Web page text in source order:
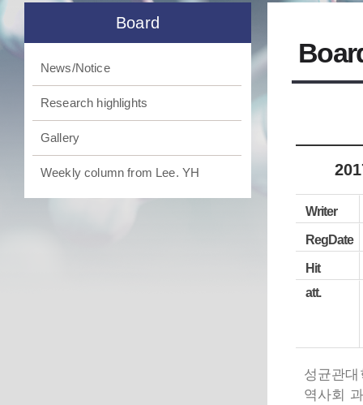
Board
News/Notice
Research highlights
Gallery
Weekly column from Lee. YH
Writer
RegDate
Hit
att.
성균관
역사회